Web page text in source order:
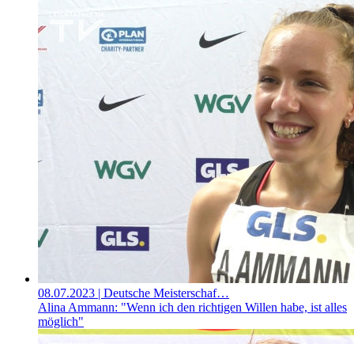
08.07.2023 | Deutsche Meisterschaf…
Alina Ammann: "Wenn ich den richtigen Willen habe, ist alles
möglich"